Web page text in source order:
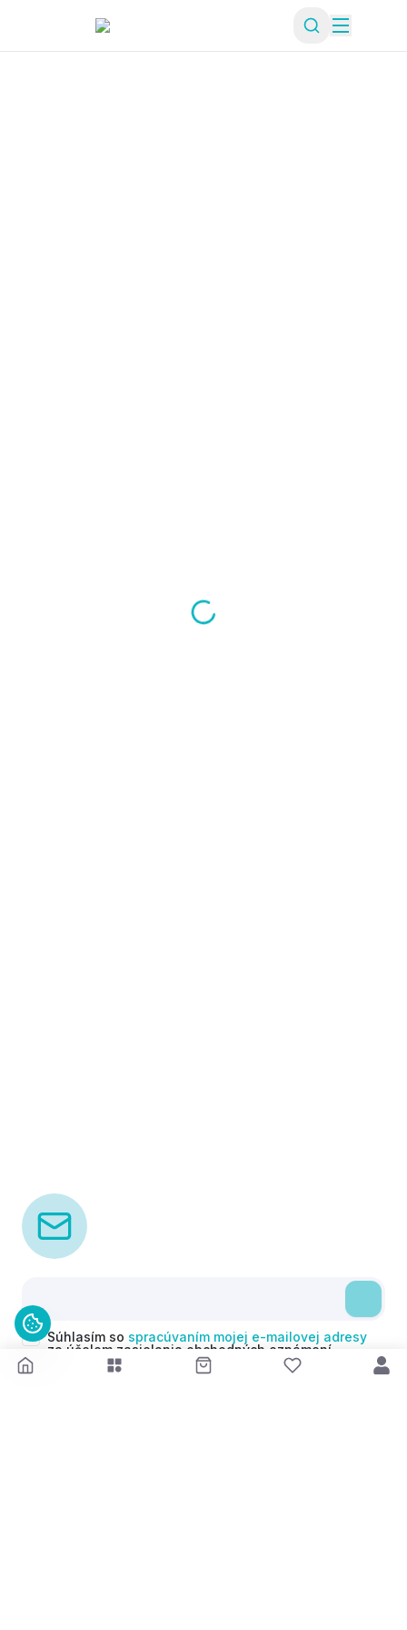
Súhlasím so spracúvaním mojej e-mailovej adresy
za účelom zasielania obchodných oznámení
(newsletterov) v súlade s čl. 6 ods. 1 písm. a)
Nariadenia GDPR. Svoj súhlas môžem kedykoľvek